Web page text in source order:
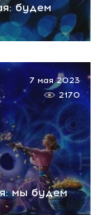
будем
мы будем
7 мая 2023
2170